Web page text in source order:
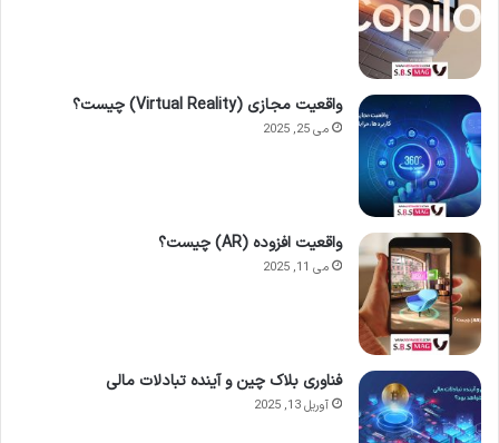
واقعیت مجازی (Virtual Reality) چیست؟
می 25, 2025
واقعیت افزوده (AR) چیست؟
می 11, 2025
فناوری بلاک چین و آینده تبادلات مالی
آوریل 13, 2025